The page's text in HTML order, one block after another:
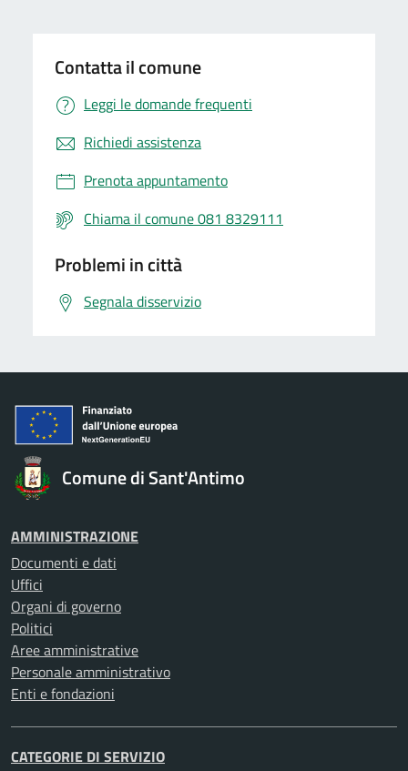
Contatta il comune
Leggi le domande frequenti
Richiedi assistenza
Prenota appuntamento
Chiama il comune 081 8329111
Problemi in città
Segnala disservizio
Comune di Sant'Antimo
AMMINISTRAZIONE
Documenti e dati
Uffici
Organi di governo
Politici
Aree amministrative
Personale amministrativo
Enti e fondazioni
CATEGORIE DI SERVIZIO